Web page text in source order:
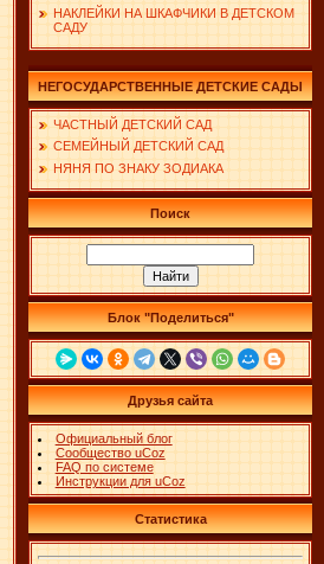
НАКЛЕЙКИ НА ШКАФЧИКИ В ДЕТСКОМ
САДУ
НЕГОСУДАРСТВЕННЫЕ ДЕТСКИЕ САДЫ
ЧАСТНЫЙ ДЕТСКИЙ САД
СЕМЕЙНЫЙ ДЕТСКИЙ САД
НЯНЯ ПО ЗНАКУ ЗОДИАКА
Поиск
Блок "Поделиться"
Друзья сайта
Официальный блог
Сообщество uCoz
FAQ по системе
Инструкции для uCoz
Статистика